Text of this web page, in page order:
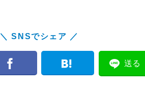
＼ SNSでシェア ／
送る